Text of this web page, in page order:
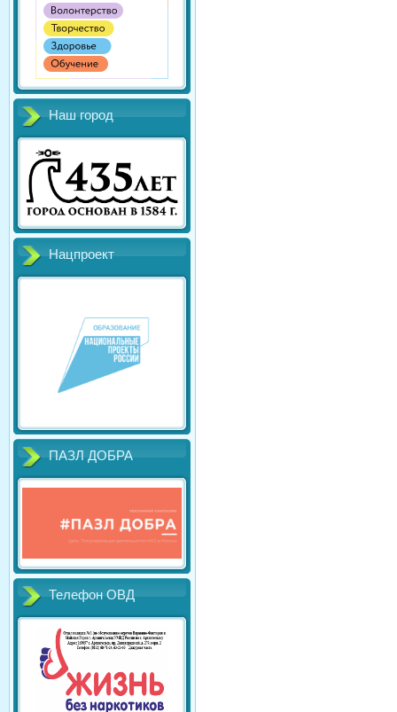
Наш город
Нацпроект
ПАЗЛ ДОБРА
Телефон ОВД